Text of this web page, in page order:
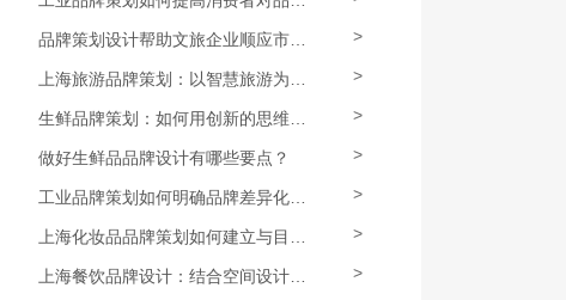
>
>
>
做好生鲜品品牌设计有哪些要点？ >
>
>
>